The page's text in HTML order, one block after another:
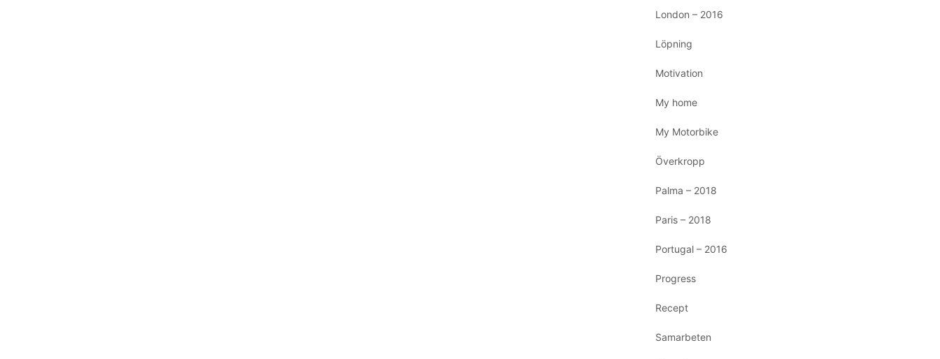
London – 2016
Löpning
Motivation
My home
My Motorbike
Överkropp
Palma – 2018
Paris – 2018
Portugal – 2016
Progress
Recept
Samarbeten